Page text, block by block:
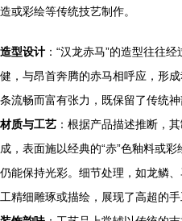
造或彩绘等传统技艺制作。
造型设计 ：“汉龙赤马”的造型往往
健，与昂首奔腾的赤马相呼应，形
条流畅而富有张力，既保留了传统
材质与工艺 ：根据产品描述推断，
成，表面施以经典的“赤”色釉料或
仍能保持光彩。细节处理，如龙鳞
工精细雕琢或描绘，展现了高超的手